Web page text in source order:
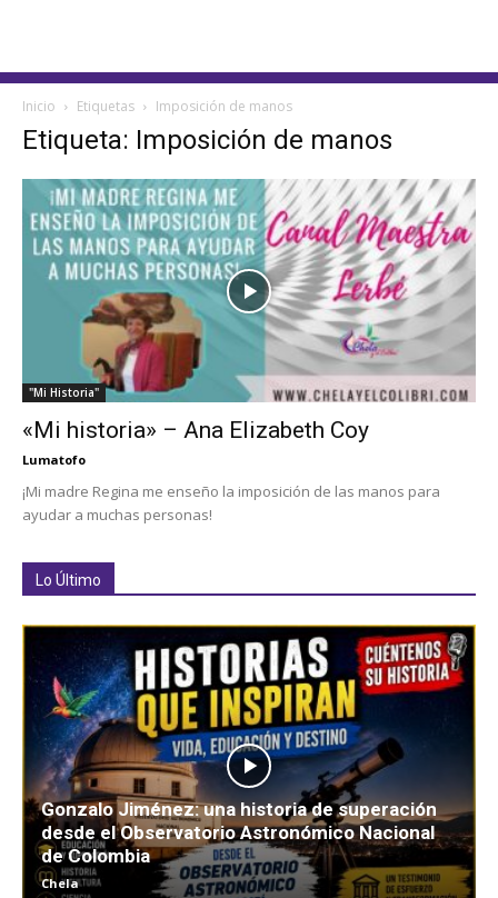
Inicio Etiquetas Imposición de manos
Etiqueta: Imposición de manos
"Mi Historia"
«Mi historia» – Ana Elizabeth Coy
Lumatofo
¡Mi madre Regina me enseño la imposición de las manos para
ayudar a muchas personas!
Lo Último
Gonzalo Jiménez: una historia de superación
desde el Observatorio Astronómico Nacional
de Colombia
Chela